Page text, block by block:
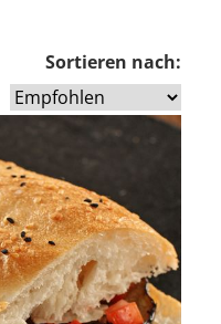
Sortieren nach: